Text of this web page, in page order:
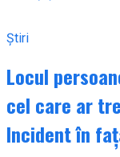
Știri
Locul
cel care ar
Incident în